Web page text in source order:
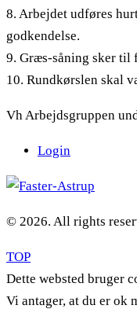
8. Arbejdet udføres
godkendelse.
9. Græs-såning sker til
10. Rundkørslen skal
Vh Arbejdsgruppen
Login
© 2026. All rights
TOP
Dette websted bruger
Vi antager, at du er ok